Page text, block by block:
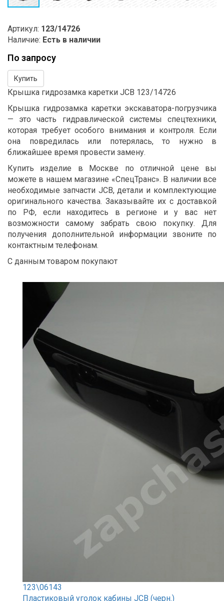
Артикул: 123/14726
Наличие: Есть в наличии
По запросу
Купить
Крышка гидрозамка каретки JCB 123/14726
Крышка гидрозамка каретки экскаватора-погрузчика
— это часть гидравлической системы спецтехники,
которая требует особого внимания и контроля. Если
она повредилась или потерялась, то нужно в
ближайшее время провести замену.
Купить изделие в Москве по отличной цене вы
можете в нашем магазине «СпецТранс». В наличии все
необходимые запчасти JCB, детали и комплектующие
оригинального качества. Заказывайте их с доставкой
по РФ, если находитесь в регионе и у вас нет
возможности самому забрать свою покупку. Для
получения дополнительной информации звоните по
контактным телефонам.
С данным товаром покупают
123\06143
Пластиковый уголок кабины JCB (черн.)